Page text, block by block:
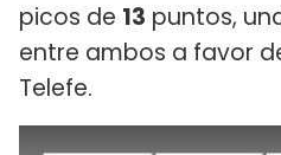
picos de 13 puntos,
entre ambos a favor
Telefe.